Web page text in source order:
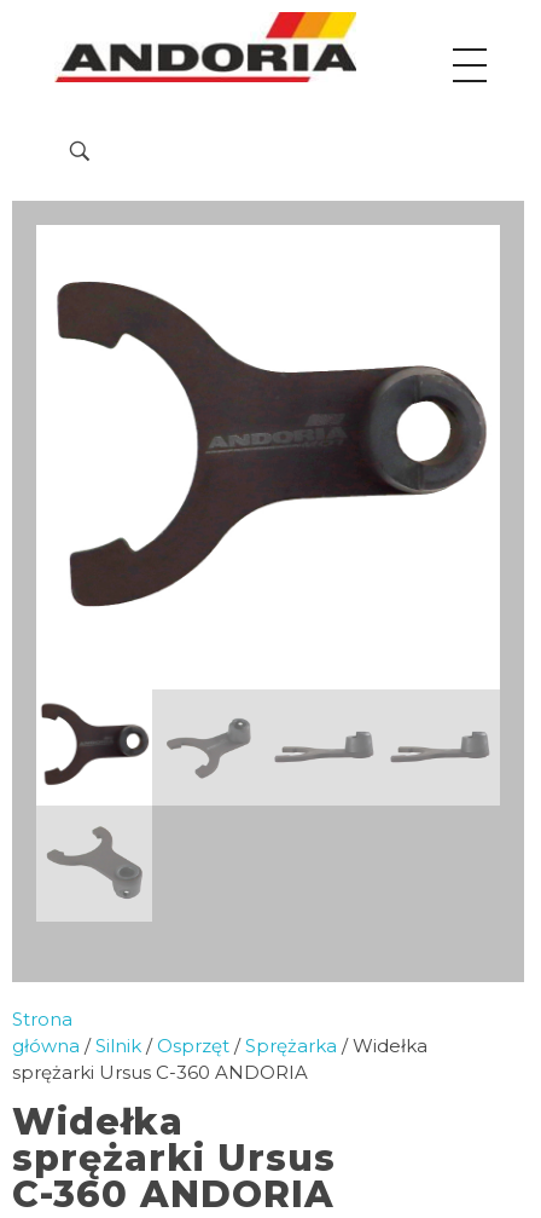
Strona
główna /Silnik /Osprzęt /Sprężarka / Widełka
sprężarki Ursus C-360 ANDORIA
Widełka
sprężarki Ursus
C-360 ANDORIA